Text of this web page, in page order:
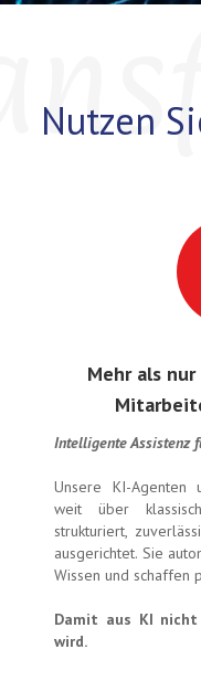
Nutzen
Mehr als
Intelligente Assistenz
Unsere KI-Agenten
weit über
strukturiert,
ausgerichtet. Sie
Wissen und schaffen
Damit aus KI nicht
wird.